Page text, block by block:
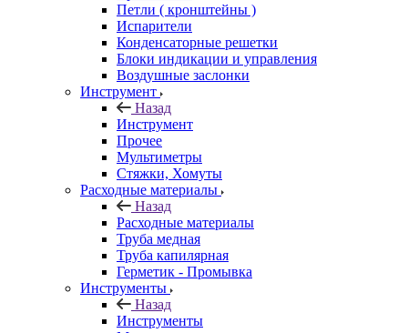
Петли ( кронштейны )
Испарители
Конденсаторные решетки
Блоки индикации и управления
Воздушные заслонки
Инструмент
Назад
Инструмент
Прочее
Мультиметры
Стяжки, Хомуты
Расходные материалы
Назад
Расходные материалы
Труба медная
Труба капилярная
Герметик - Промывка
Инструменты
Назад
Инструменты